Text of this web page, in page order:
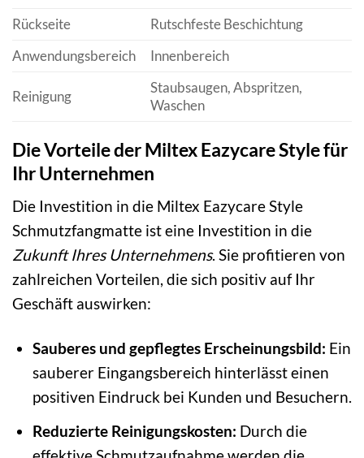
Rückseite
Rutschfeste Beschichtung
Anwendungsbereich
Innenbereich
Reinigung
Staubsaugen, Abspritzen,
Waschen
Die Vorteile der Miltex Eazycare Style für
Ihr Unternehmen
Die Investition in die Miltex Eazycare Style
Schmutzfangmatte ist eine Investition in die
Zukunft Ihres Unternehmens. Sie profitieren von
zahlreichen Vorteilen, die sich positiv auf Ihr
Geschäft auswirken:
Sauberes und gepflegtes Erscheinungsbild: Ein
sauberer Eingangsbereich hinterlässt einen
positiven Eindruck bei Kunden und Besuchern.
Reduzierte Reinigungskosten: Durch die